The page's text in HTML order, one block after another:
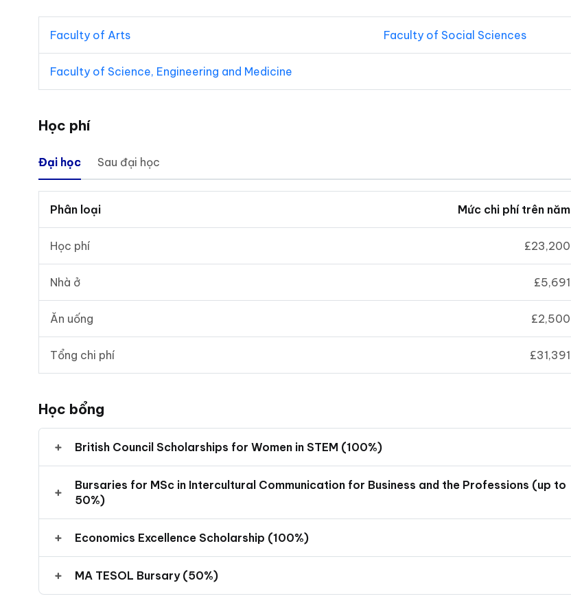
Faculty of Arts Faculty of Social Sciences
Faculty of Science, Engineering and Medicine
Học phí
Đại học Sau đại học
Phân loại Mức chi phí trên năm
Học phí £23,200
Nhà ở £5,691
Ăn uống £2,500
Tổng chi phí £31,391
Học bổng
British Council Scholarships for Women in STEM (100%)
Bursaries for MSc in Intercultural Communication for Business and the Professions (up to
50%)
Economics Excellence Scholarship (100%)
MA TESOL Bursary (50%)